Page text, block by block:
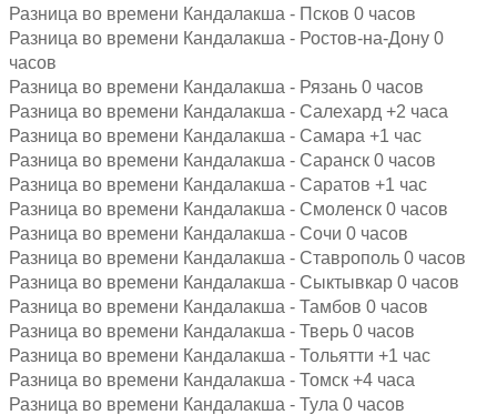
Разница во времени Кандалакша - Псков 0 часов
Разница во времени Кандалакша - Ростов-на-Дону 0
часов
Разница во времени Кандалакша - Рязань 0 часов
Разница во времени Кандалакша - Салехард +2 часа
Разница во времени Кандалакша - Самара +1 час
Разница во времени Кандалакша - Саранск 0 часов
Разница во времени Кандалакша - Саратов +1 час
Разница во времени Кандалакша - Смоленск 0 часов
Разница во времени Кандалакша - Сочи 0 часов
Разница во времени Кандалакша - Ставрополь 0 часов
Разница во времени Кандалакша - Сыктывкар 0 часов
Разница во времени Кандалакша - Тамбов 0 часов
Разница во времени Кандалакша - Тверь 0 часов
Разница во времени Кандалакша - Тольятти +1 час
Разница во времени Кандалакша - Томск +4 часа
Разница во времени Кандалакша - Тула 0 часов